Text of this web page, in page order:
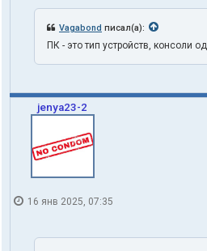
Vagabond писал(а):
ПК - это тип устройств, консоли
jenya23-2
16 янв 2025, 07:35